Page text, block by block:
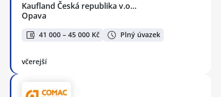
Kaufland Česká republika v.o…
Opava
41 000 – 45 000 Kč Plný úvazek
včerejší